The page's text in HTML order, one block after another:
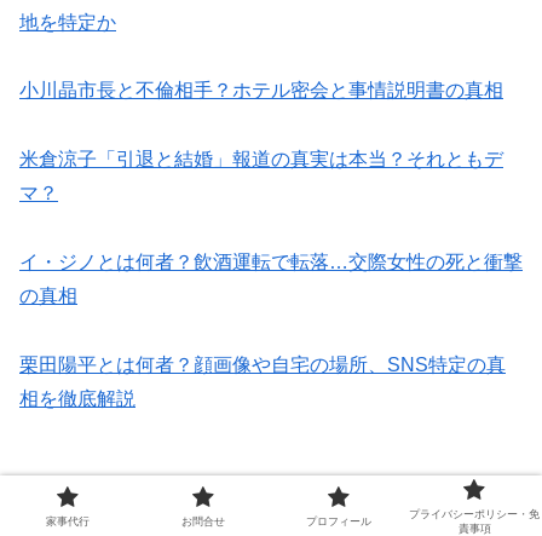
地を特定か
小川晶市長と不倫相手？ホテル密会と事情説明書の真相
米倉涼子「引退と結婚」報道の真実は本当？それともデ
マ？
イ・ジノとは何者？飲酒運転で転落…交際女性の死と衝撃
の真相
栗田陽平とは何者？顔画像や自宅の場所、SNS特定の真
相を徹底解説
トレンド
家事代行 お問合せ プロフィール
プライバシーポリシー・免
責事項